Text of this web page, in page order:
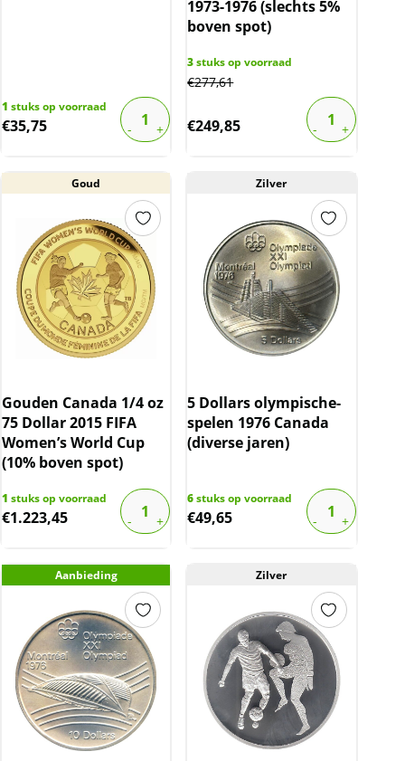
1 stuks op voorraad
€35,75
1973-1976 (slechts 5%
boven spot)
3stuks op voorraad
€277,61
€249,85
Goud
Gouden Canada 1/4 oz
75 Dollar 2015 FIFA
Women’s World Cup
(10% boven spot)
1 stuks op voorraad
€1.223,45
Zilver
5 Dollars olympische-
spelen 1976 Canada
(diverse jaren)
6stuks op voorraad
€49,65
Aanbieding Zilver